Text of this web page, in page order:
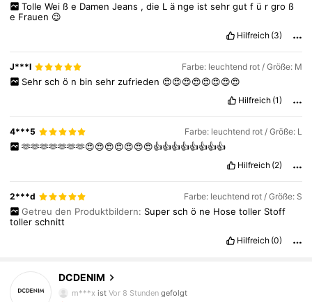
Tolle Wei ß e Damen Jeans , die L ä nge ist sehr gut f ü r gro ß
e Frauen 😉
Hilfreich (3)
J***l Farbe: leuchtend rot / Größe: M
Sehr sch ö n bin sehr zufrieden 😍😍😍😍😍😍😍😍
Hilfreich (1)
4***5 Farbe: leuchtend rot / Größe: L
🫶🫶🫶🫶🫶🫶🫶😍😍😍😍😍😍😍👍👍👍👍👍👍👍👍
Hilfreich (2)
2***d Farbe: leuchtend rot / Größe: S
Getreu den Produktbildern: Super sch ö ne Hose toller Stoff
tollerschnitt
Hilfreich (0)
DCDENIM
m***x ist Vor 8 Stundengefolgt